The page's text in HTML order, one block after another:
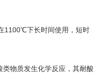
1100℃下长时间使用，短时
物质发生化学反应，其耐酸